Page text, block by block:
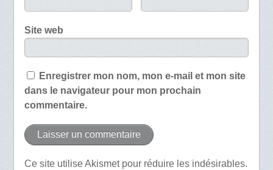
Site web
Enregistrer mon nom, mon e-mail et mon site
dans le navigateur pour mon prochain
commentaire.
Ce site utilise Akismet pour réduire les indésirables.